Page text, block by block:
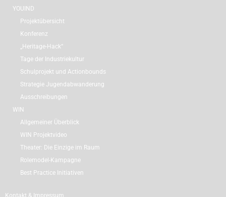
YOUIND
Projektübersicht
Konferenz
„Heritage-Hack“
Tage der Industriekultur
Schulprojekt und Actionbounds
Strategie Jugendabwanderung
Ausschreibungen
WIN
Allgemeiner Überblick
WIN Projektvideo
Theater: Die Einzige im Raum
Rolemodel-Kampagne
Best Practice Initiativen
Kontakt & Impressum